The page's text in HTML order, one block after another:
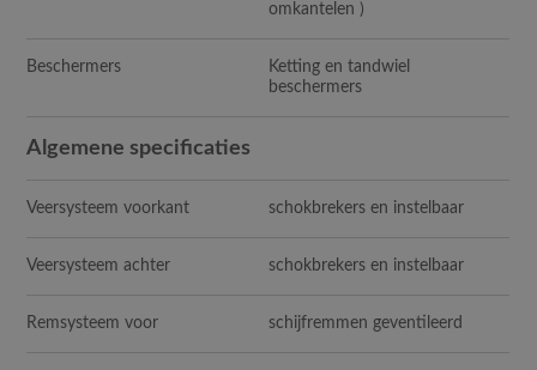
omkantelen )
Beschermers
Ketting en tandwiel
beschermers
Algemene specificaties
Veersysteem voorkant schokbrekers en instelbaar
Veersysteem achter schokbrekers en instelbaar
Remsysteem voor schijfremmen geventileerd